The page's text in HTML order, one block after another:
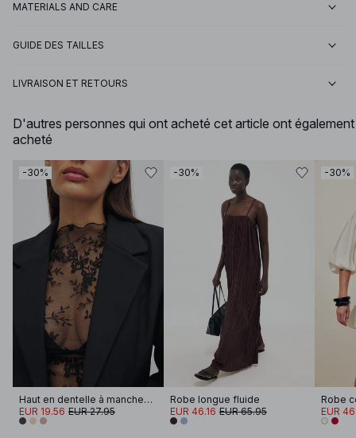
MATERIALS AND CARE
GUIDE DES TAILLES
LIVRAISON ET RETOURS
D'autres personnes qui ont acheté cet article ont également
acheté
-30%
Haut en dentelle à manches longues
EUR 19.56 EUR 27.95
-30%
Robe longue fluide
EUR 46.16 EUR 65.95
-30%
EUR